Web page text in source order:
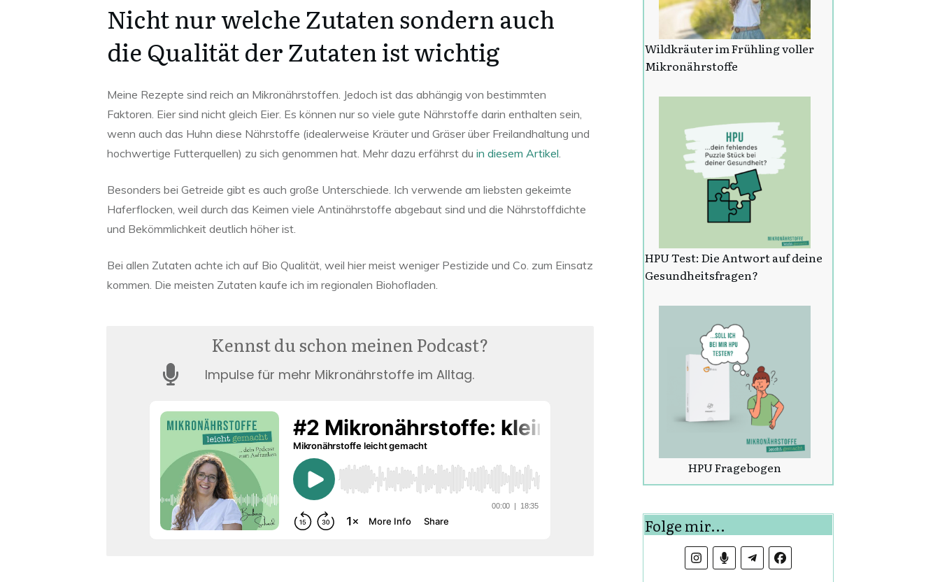
Nicht nur welche Zutaten sondern auch
die Qualität der Zutaten ist wichtig
Meine Rezepte sind reich an Mikronährstoffen. Jedoch ist das abhängig von bestimmten
Faktoren. Eier sind nicht gleich Eier. Es können nur so viele gute Nährstoffe darin enthalten sein,
wenn auch das Huhn diese Nährstoffe (idealerweise Kräuter und Gräser über Freilandhaltung und
hochwertige Futterquellen) zu sich genommen hat. Mehr dazu erfährst du in diesem Artikel.
Besonders bei Getreide gibt es auch große Unterschiede. Ich verwende am liebsten gekeimte
Haferflocken, weil durch das Keimen viele Antinährstoffe abgebaut sind und die Nährstoffdichte
und Bekömmlichkeit deutlich höher ist.
Bei allen Zutaten achte ich auf Bio Qualität, weil hier meist weniger Pestizide und Co. zum Einsatz
kommen. Die meisten Zutaten kaufe ich im regionalen Biohofladen.
Kennst du schon meinen Podcast?
Impulse für mehr Mikronährstoffe im Alltag.
Wildkräuter im Frühling voller
Mikronährstoffe
HPU Test: Die Antwort auf deine
Gesundheitsfragen?
HPU Fragebogen
Folge mir...